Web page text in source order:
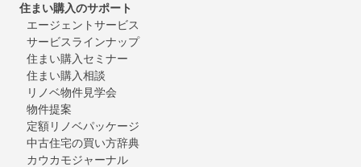
住まい購入のサポート
エージェントサービス
サービスラインナップ
住まい購入セミナー
住まい購入相談
リノベ物件見学会
物件提案
定額リノベパッケージ
中古住宅の買い方辞典
カウカモジャーナル